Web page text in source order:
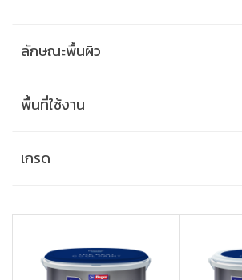
ลักษณะพื้นผิว
พื้นที่ใช้งาน
เกรด